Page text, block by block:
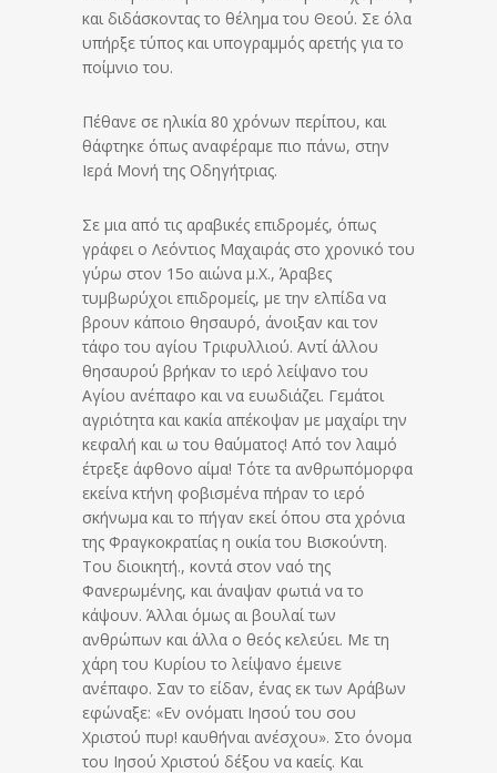
και διδάσκοντας το θέλημα του Θεού. Σε όλα
υπήρξε τύπος και υπογραμμός αρετής για το
ποίμνιο του.
Πέθανε σε ηλικία 80 χρόνων περίπου, και
θάφτηκε όπως αναφέραμε πιο πάνω, στην
Ιερά Μονή της Οδηγήτριας.
Σε μια από τις αραβικές επιδρομές, όπως
γράφει ο Λεόντιος Μαχαιράς στο χρονικό του
γύρω στον 15ο αιώνα μ.Χ., Άραβες
τυμβωρύχοι επιδρομείς, με την ελπίδα να
βρουν κάποιο θησαυρό, άνοιξαν και τον
τάφο του αγίου Τριφυλλιού. Αντί άλλου
θησαυρού βρήκαν το ιερό λείψανο του
Αγίου ανέπαφο και να ευωδιάζει. Γεμάτοι
αγριότητα και κακία απέκοψαν με μαχαίρι την
κεφαλή και ω του θαύματος! Από τον λαιμό
έτρεξε άφθονο αίμα! Τότε τα ανθρωπόμορφα
εκείνα κτήνη φοβισμένα πήραν το ιερό
σκήνωμα και το πήγαν εκεί όπου στα χρόνια
της Φραγκοκρατίας η οικία του Βισκούντη.
Του διοικητή., κοντά στον ναό της
Φανερωμένης, και άναψαν φωτιά να το
κάψουν. Άλλαι όμως αι βουλαί των
ανθρώπων και άλλα ο θεός κελεύει. Με τη
χάρη του Κυρίου το λείψανο έμεινε
ανέπαφο. Σαν το είδαν, ένας εκ των Αράβων
εφώναξε: «Εν ονόματι Ιησού του σου
Χριστού πυρ! καυθήναι ανέσχου». Στο όνομα
του Ιησού Χριστού δέξου να καείς. Και